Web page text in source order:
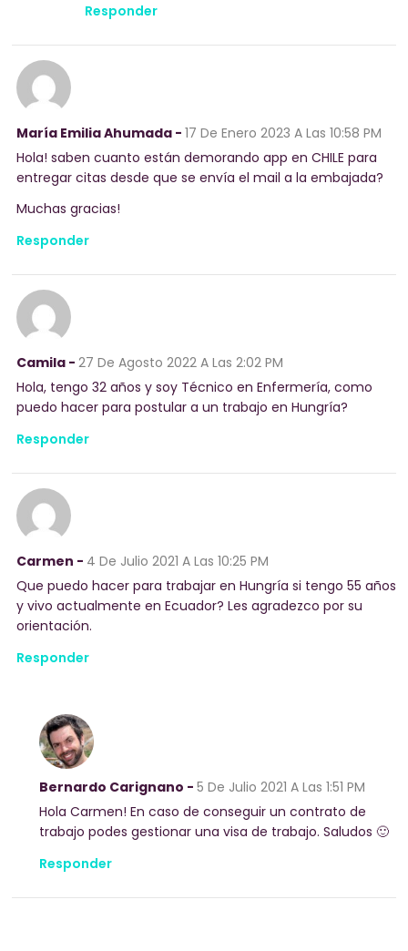
Responder
María Emilia Ahumada - 17 De Enero 2023 A Las 10:58 PM
Hola! saben cuanto están demorando app en CHILE para
entregar citas desde que se envía el mail a la embajada?
Muchas gracias!
Responder
Camila - 27 De Agosto 2022 A Las 2:02 PM
Hola, tengo 32 años y soy Técnico en Enfermería, como
puedo hacer para postular a un trabajo en Hungría?
Responder
Carmen - 4 De Julio 2021 A Las 10:25 PM
Que puedo hacer para trabajar en Hungría si tengo 55 años
y vivo actualmente en Ecuador? Les agradezco por su
orientación.
Responder
Bernardo Carignano - 5 De Julio 2021 A Las 1:51 PM
Hola Carmen! En caso de conseguir un contrato de
trabajo podes gestionar una visa de trabajo. Saludos 🙂
Responder